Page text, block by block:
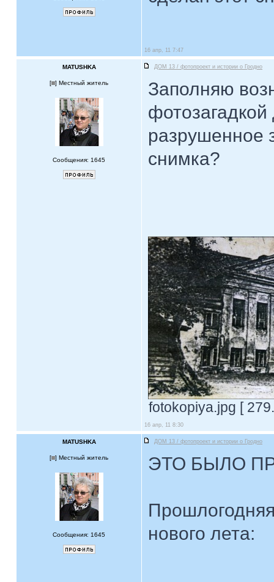
16 апр, 11 7:47
MATUSHKA ДОМ 13 / фотопроект и истории о Гродно
[ ] Местный житель
Сообщения: 1645
Заполняю
фотозагадкой
разрушенное
снимка?
fotokopiya.jpg [
16 апр, 11 8:30
MATUSHKA ДОМ 13 / фотопроект и истории о Гродно
[ ] Местный житель
Сообщения: 1645
ЭТО БЫЛО
нового лета: